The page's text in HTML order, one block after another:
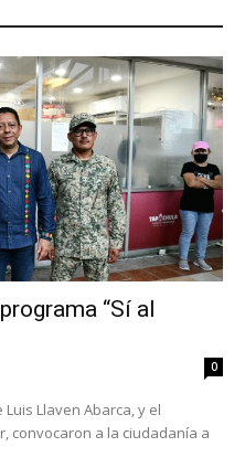
“Sí al
0
Llaven Abarca, y el
convocaron a la ciudadanía a